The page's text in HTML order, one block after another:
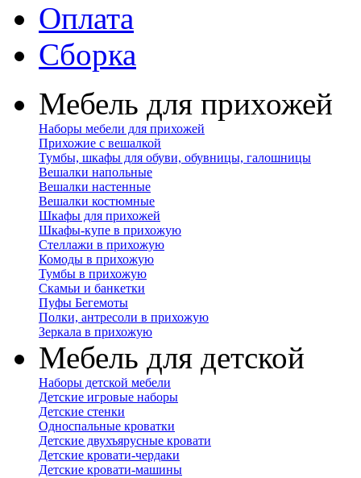
Оплата
Сборка
Мебель для прихожей
Наборы мебели для прихожей
Прихожие с вешалкой
Тумбы, шкафы для обуви, обувницы, галошницы
Вешалки напольные
Вешалки настенные
Вешалки костюмные
Шкафы для прихожей
Шкафы-купе в прихожую
Стеллажи в прихожую
Комоды в прихожую
Тумбы в прихожую
Скамьи и банкетки
Пуфы Бегемоты
Полки, антресоли в прихожую
Зеркала в прихожую
Мебель для детской
Наборы детской мебели
Детские игровые наборы
Детские стенки
Односпальные кроватки
Детские двухъярусные кровати
Детские кровати-чердаки
Детские кровати-машины